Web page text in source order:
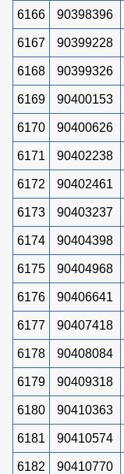
6166 90398396
6167 90399228
6168 90399326
6169 90400153
6170 90400626
6171 90402238
6172 90402461
6173 90403237
6174 90404398
6175 90404968
6176 90406641
6177 90407418
6178 90408084
6179 90409318
6180 90410363
6181 90410574
6182 90410770